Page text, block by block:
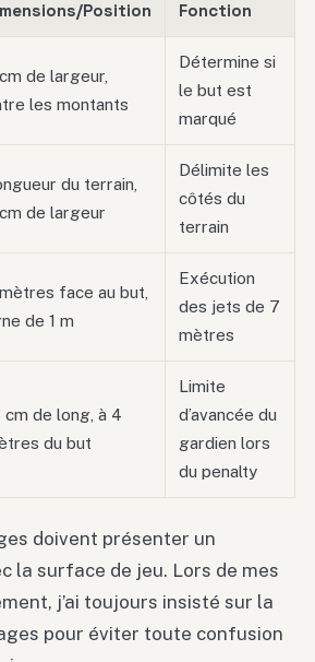
Position Fonction
de largeur,
les montants
Détermine si
le but est
marqué
du terrain,
de largeur
Délimite les
côtés du
terrain
face au but,
de 1 m
Exécution
des jets de 7
mètres
cm de long, à 4
du but
Limite
d’avancée du
gardien lors
du penalty
doivent présenter un
la surface de jeu. Lors de mes
j’ai toujours insisté sur la
pour éviter toute confusion